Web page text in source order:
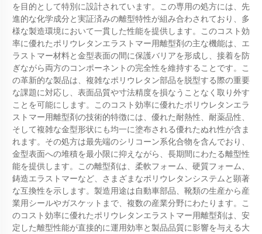
を目的として特別に設計されています。この専用の処方には、先
進的な化学成分と実証済みの離型特性が組み合わされており、多
様な製造環境において一貫した性能を提供します。このコスト効
率に優れたポリウレタンエラストマー用離型剤の主な機能は、エ
ラストマー材料と金型表面の間に保護バリアを形成し、接着を防
ぎながら両方のコンポーネントの完全性を維持することです。こ
の革新的な製品は、複雑なポリウレタン部品を脱型する際の重要
な課題に対応し、表面品質や寸法精度を損なうことなく取り外す
ことを可能にします。このコスト効率に優れたポリウレタンエラ
ストマー用離型剤の技術的特徴には、優れた耐熱性、耐薬品性、
そして複雑な金型形状にも均一に塗布される優れたぬれ性が含ま
れます。その処方は最先端のシリコーン系化合物を含んでおり、
金型表面への堆積を最小限に抑えながら、長期間にわたる離型性
能を提供します。この離型剤は、柔軟フォーム、硬質フォーム、
鋳造エラストマーなど、さまざまなポリウレタンシステムと顕著
な互換性を示します。製造用途は自動車部品、靴類の生産から産
業用シールやガスケットまで、複数の産業分野にわたります。こ
のコスト効率に優れたポリウレタンエラストマー用離型剤は、安
定した離型性能が直接的に運用効率と製品品質に影響を与える大